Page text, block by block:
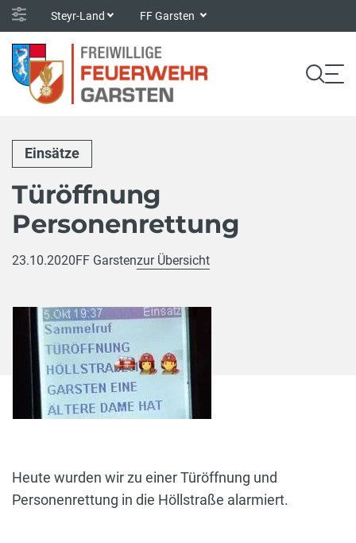
Steyr-Land FF Garsten
Einsätze
Türöffnung
Personenrettung
23.10.2020FF Garstenzur Übersicht
Heute wurden wir zu einer Türöffnung und
Personenrettung in die Höllstraße alarmiert.